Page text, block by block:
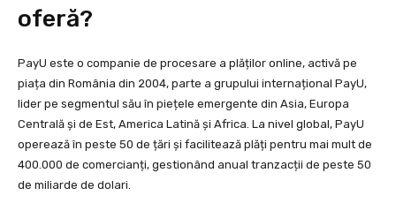
oferă?
PayU este o companie de procesare a plăților online, activă pe
piața din România din 2004, parte a grupului internațional PayU,
lider pe segmentul său în piețele emergente din Asia, Europa
Centrală și de Est, America Latină și Africa. La nivel global, PayU
operează în peste 50 de țări și facilitează plăți pentru mai mult de
400.000 de comercianți, gestionând anual tranzacții de peste 50
de miliarde de dolari.